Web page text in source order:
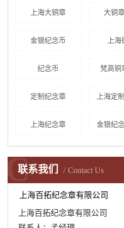
上海大铜章 大铜
金银纪念币 上
​纪念币 梵高铜
定制纪念章 上海​定
上海纪念章 金银纪
联系我们 Contact Us
C
上海百拓纪念章有限公司
上海百拓纪念章有限公司